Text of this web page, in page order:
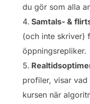
du gör som alla
Samtals- &
(och inte skriver)
öppningsrepliker.
profiler, visar
kursen när